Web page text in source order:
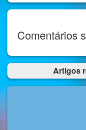
Comentários
Artigos